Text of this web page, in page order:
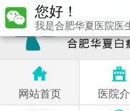
网站首页 医院
您好！
我是合肥华夏医院医